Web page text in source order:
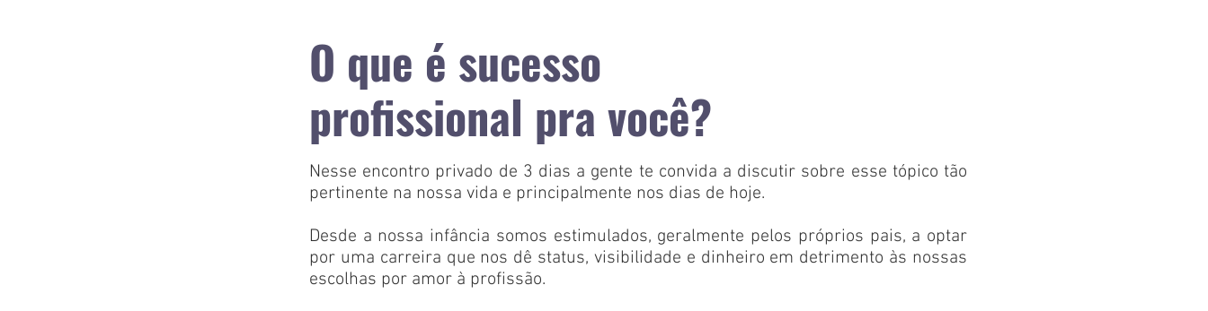
O que é sucesso
profissional pra você?
Nesse encontro privado de 3 dias a gente te convida a discutir sobre esse tópico tão
pertinente na nossa vida e principalmente nos dias de hoje.
Desde a nossa infância somos estimulados, geralmente pelos próprios pais, a optar
por uma carreira que nos dê status, visibilidade e dinheiro em detrimento às nossas
escolhas por amor à profissão.